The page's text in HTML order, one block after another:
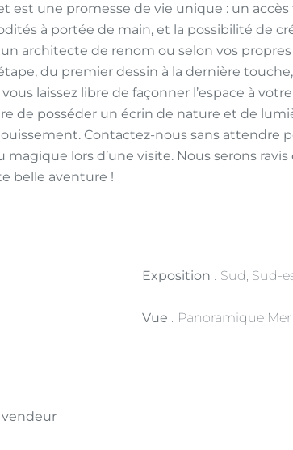
est une promesse de vie unique : un accès
à portée de main, et la possibilité de
architecte de renom ou selon vos
du premier dessin à la dernière
laissez libre de façonner l’espace à
de posséder un écrin de nature et de
Contactez-nous sans attendre
lors d’une visite. Nous serons
belle aventure !
Exposition Sud, Sud-
Vue Panoramique Mer
vendeur